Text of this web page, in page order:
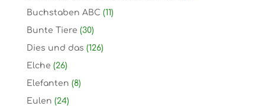
Buchstaben ABC (11)
Bunte Tiere (30)
Dies und das (126)
Elche (26)
Elefanten (8)
Eulen (24)